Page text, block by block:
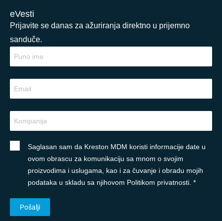
eVesti
Prijavite se danas za ažuriranja direktno u prijemno
sanduče.
Saglasan sam da Kreston MDM koristi informacije date u
ovom obrascu za komunikaciju sa mnom o svojim
proizvodima i uslugama, kao i za čuvanje i obradu mojih
podataka u skladu sa njihovom Politikom privatnosti. *